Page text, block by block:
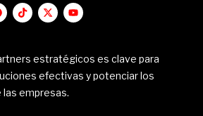
estratégicos es clave para
efectivas y potenciar los
empresas.